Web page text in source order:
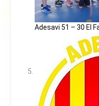
Adesavi 51 – 30 El